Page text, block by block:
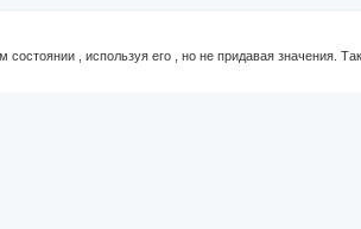
, используя его , но не придавая значения.